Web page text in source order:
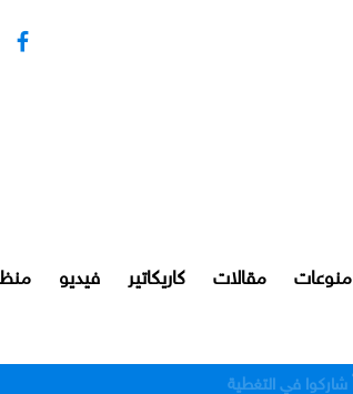
منوعات مقالات كاريكاتير فيديو